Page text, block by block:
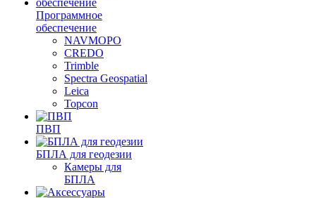
Программное
обеспечение
NAVMOPO
CREDO
Trimble
Spectra Geospatial
Leica
Topcon
ПВП
БПЛА для геодезии
Камеры для
БПЛА